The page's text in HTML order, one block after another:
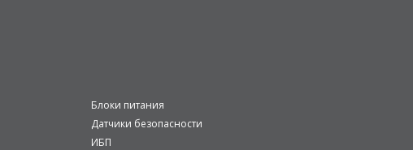
Блоки питания
Датчики безопасности
ИБП